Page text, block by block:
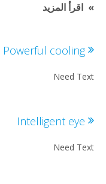
اقرأ المزيد
Powerful
Need
Intelligent
Need